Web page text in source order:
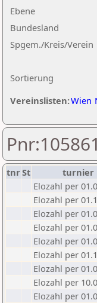
Ebene
Sortierung
Bundesland
Spgem./Kreis/Verein
Vereinslisten:Wien
tnrSt turnier
Elozahl per
Elozahl per
Elozahl per
Elozahl per
Elozahl per
Elozahl per
Elozahl per
Elozahl per
Elozahl per